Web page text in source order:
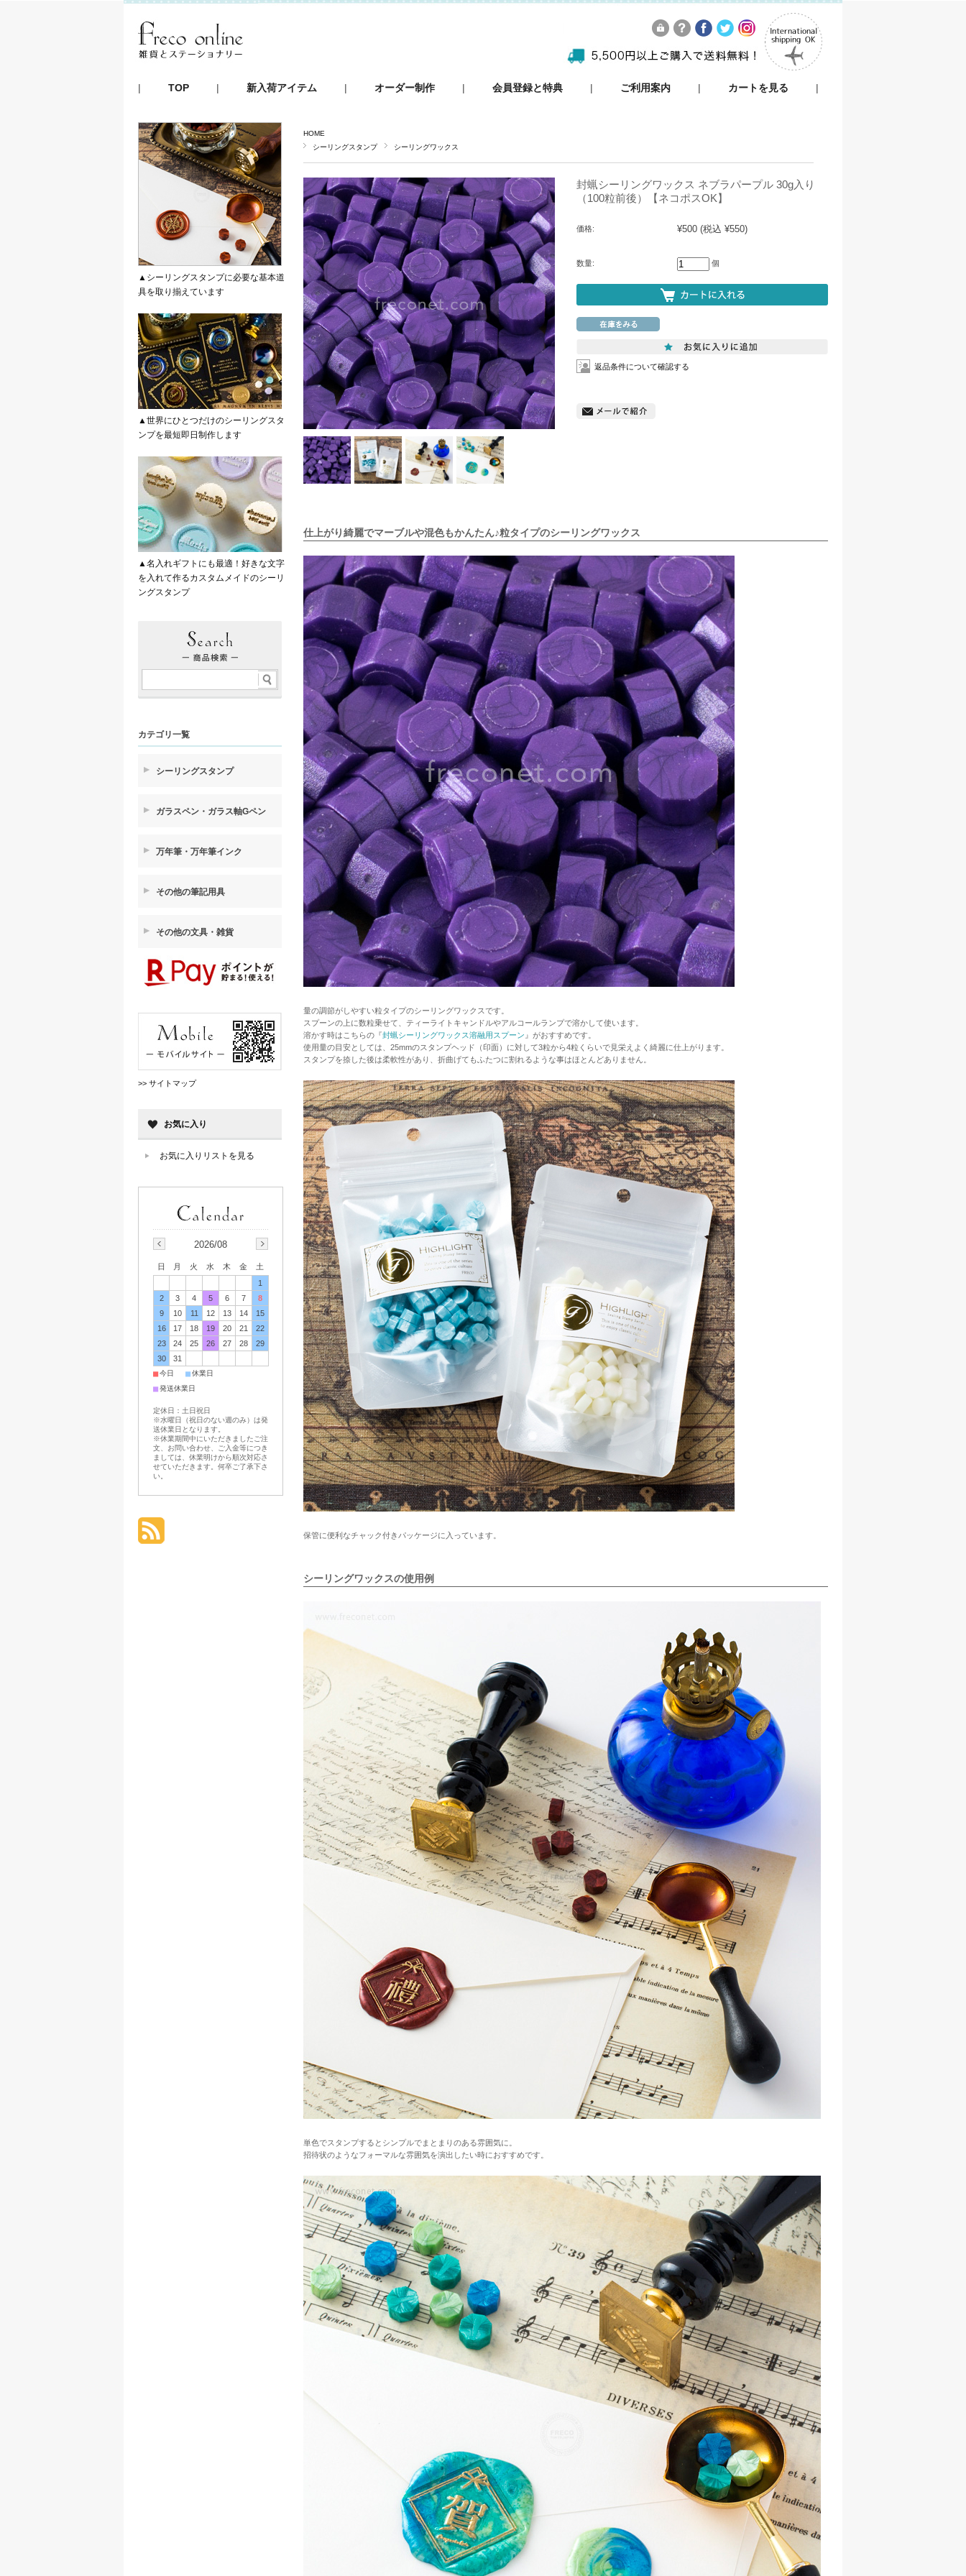
TOP 新入荷アイテム オーダー制作 会員登録と特典 ご利用案内 カートを見る
HOME
シーリングスタンプ
シーリングワックス
封蝋シーリングワックス ネブラパープル 30g入り
（100粒前後）【ネコポスOK】
価格: ¥500 (税込 ¥550)
数量: 個
返品条件について確認する
仕上がり綺麗でマーブルや混色もかんたん♪粒タイプのシーリングワックス
量の調節がしやすい粒タイプのシーリングワックスです。
スプーンの上に数粒乗せて、ティーライトキャンドルやアルコールランプで溶かして使います。
溶かす時はこちらの『封蝋シーリングワックス溶融用スプーン 』がおすすめです。
使用量の目安としては、25mmのスタンプヘッド（印面）に対して3粒から4粒くらいで見栄えよく綺麗に仕上がります。
スタンプを捺した後は柔軟性があり、折曲げてもふたつに割れるような事はほとんどありません。
保管に便利なチャック付きパッケージに入っています。
シーリングワックスの使用例
単色でスタンプするとシンプルでまとまりのある雰囲気に。
招待状のようなフォーマルな雰囲気を演出したい時におすすめです。
▲シーリングスタンプに必要な基本道
具を取り揃えています
▲世界にひとつだけのシーリングスタ
ンプを最短即日制作します
▲名入れギフトにも最適！好きな文字
を入れて作るカスタムメイドのシーリ
ングスタンプ
カテゴリ一覧
シーリングスタンプ
ガラスペン・ガラス軸Gペン
万年筆・万年筆インク
その他の筆記用具
その他の文具・雑貨
>> サイトマップ
お気に入り
お気に入りリストを見る
2026/08
日 月 火 水 木 金
土
1
2
3 4 5 6 7
8
9
10 11 12 13 14
15
16
17 18 19 20 21
22
23
24 25 26 27 28
29
30
31
■今日 ■休業日
■発送休業日
定休日：土日祝日
※水曜日（祝日のない週のみ）は発
送休業日となります。
※休業期間中にいただきましたご注
文、お問い合わせ、ご入金等につき
ましては、休業明けから順次対応さ
せていただきます。何卒ご了承下さ
い。